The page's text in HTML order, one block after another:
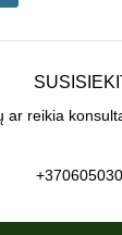
ar reikia